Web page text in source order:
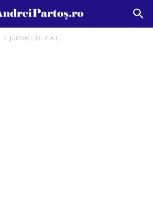
JURNALE DE P.A.E.